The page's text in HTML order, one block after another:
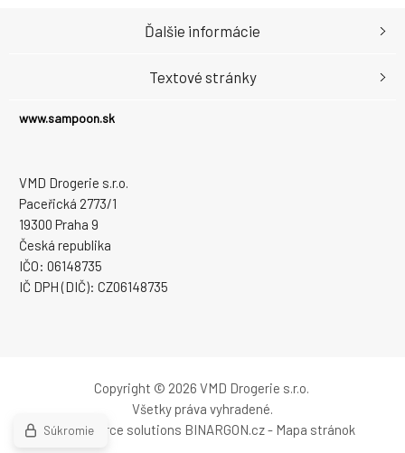
www.sampoon.sk
VMD Drogerie s.r.o.
Paceřická 2773/1
19300 Praha 9
Česká republika
IČO: 06148735
IČ DPH (DIČ): CZ06148735
Ďalšie informácie
Textové stránky
Copyright © 2026 VMD Drogerie s.r.o.
Všetky práva vyhradené.
Ecommerce solutions BINARGON.cz- Mapa stránok
Súkromie